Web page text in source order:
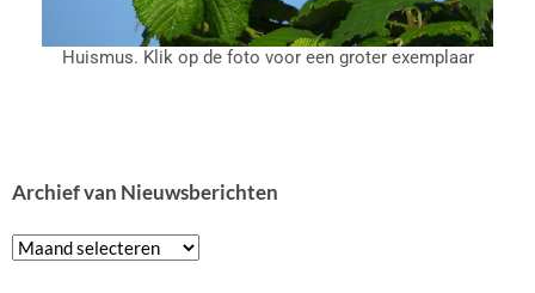
Huismus. Klik op de foto voor een groter exemplaar
Archief van Nieuwsberichten